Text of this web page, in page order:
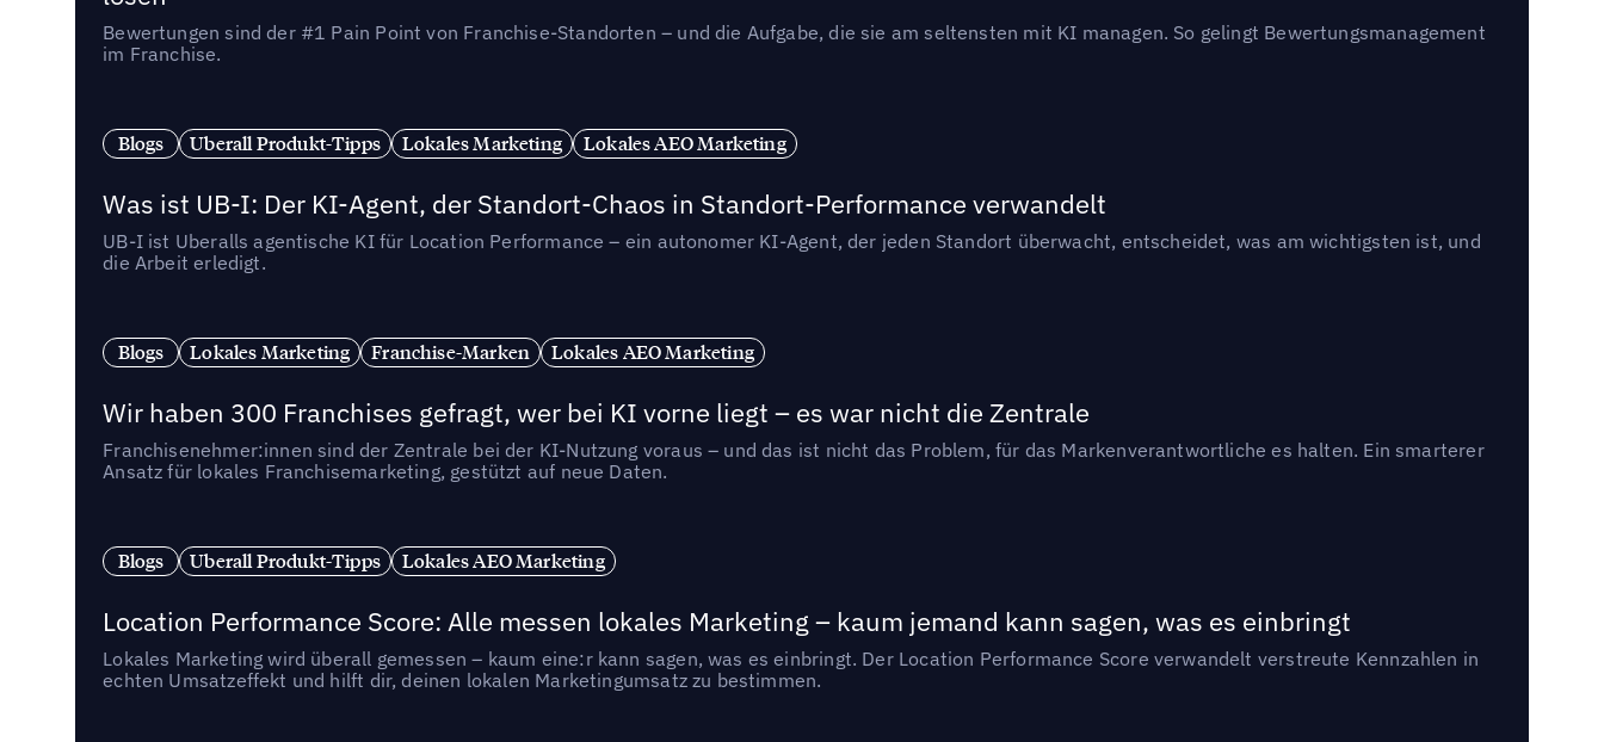
Bewertungen sind der #1 Pain Point von Franchise-Standorten – und die Aufgabe, die sie am seltensten mit KI managen. So gelingt Bewertungsmanagement
im Franchise.
Blogs Uberall Produkt-Tipps Lokales Marketing Lokales AEO Marketing
Was ist UB-I: Der KI-Agent, der Standort-Chaos in Standort-Performance verwandelt
UB-I ist Uberalls agentische KI für Location Performance – ein autonomer KI-Agent, der jeden Standort überwacht, entscheidet, was am wichtigsten ist, und
die Arbeit erledigt.
Blogs Lokales Marketing Franchise-Marken Lokales AEO Marketing
Wir haben 300 Franchises gefragt, wer bei KI vorne liegt – es war nicht die Zentrale
Franchisenehmer:innen sind der Zentrale bei der KI-Nutzung voraus – und das ist nicht das Problem, für das Markenverantwortliche es halten. Ein smarterer
Ansatz für lokales Franchisemarketing, gestützt auf neue Daten.
Blogs Uberall Produkt-Tipps Lokales AEO Marketing
Location Performance Score: Alle messen lokales Marketing – kaum jemand kann sagen, was es einbringt
Lokales Marketing wird überall gemessen – kaum eine:r kann sagen, was es einbringt. Der Location Performance Score verwandelt verstreute Kennzahlen in
echten Umsatzeffekt und hilft dir, deinen lokalen Marketingumsatz zu bestimmen.